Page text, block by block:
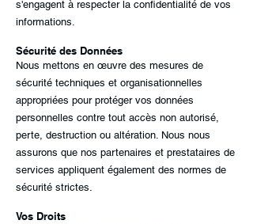
s'engagent à respecter la confidentialité de vos
informations.
Sécurité des Données
Nous mettons en œuvre des mesures de
sécurité techniques et organisationnelles
appropriées pour protéger vos données
personnelles contre tout accès non autorisé,
perte, destruction ou altération. Nous nous
assurons que nos partenaires et prestataires de
services appliquent également des normes de
sécurité strictes.
Vos Droits